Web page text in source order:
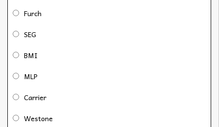
Furch
SEG
BMI
MLP
Carrier
Westone